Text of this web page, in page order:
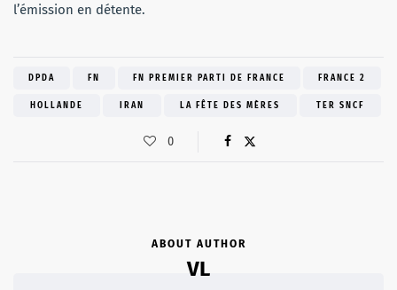
l’émission en détente.
DPDA FN FN PREMIER PARTI DE FRANCE FRANCE 2
HOLLANDE IRAN LA FÊTE DES MÈRES TER SNCF
0
ABOUT AUTHOR
VL